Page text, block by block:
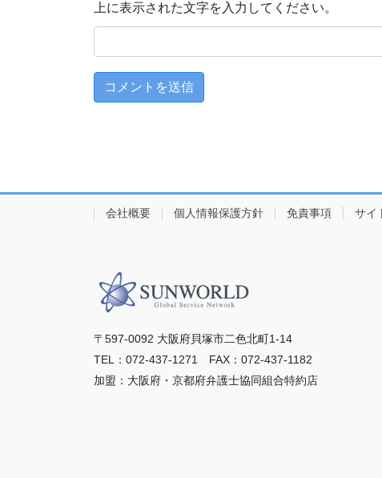
上に表示された文字を入力してください。
会社概要 個人情報保護方針 免責事項 サイ
〒597-0092 ⼤阪府⾙塚市⼆⾊北町1-14
TEL：072-437-1271 FAX：072-437-1182
加盟：⼤阪府・京都府弁護⼠協同組合特約店